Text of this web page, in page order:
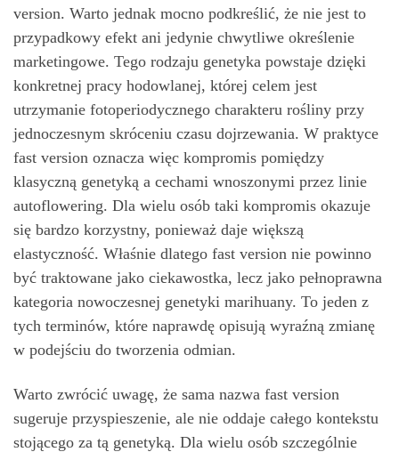
version. Warto jednak mocno podkreślić, że nie jest to
przypadkowy efekt ani jedynie chwytliwe określenie
marketingowe. Tego rodzaju genetyka powstaje dzięki
konkretnej pracy hodowlanej, której celem jest
utrzymanie fotoperiodycznego charakteru rośliny przy
jednoczesnym skróceniu czasu dojrzewania. W praktyce
fast version oznacza więc kompromis pomiędzy
klasyczną genetyką a cechami wnoszonymi przez linie
autoflowering. Dla wielu osób taki kompromis okazuje
się bardzo korzystny, ponieważ daje większą
elastyczność. Właśnie dlatego fast version nie powinno
być traktowane jako ciekawostka, lecz jako pełnoprawna
kategoria nowoczesnej genetyki marihuany. To jeden z
tych terminów, które naprawdę opisują wyraźną zmianę
w podejściu do tworzenia odmian.
Warto zwrócić uwagę, że sama nazwa fast version
sugeruje przyspieszenie, ale nie oddaje całego kontekstu
stojącego za tą genetyką. Dla wielu osób szczególnie